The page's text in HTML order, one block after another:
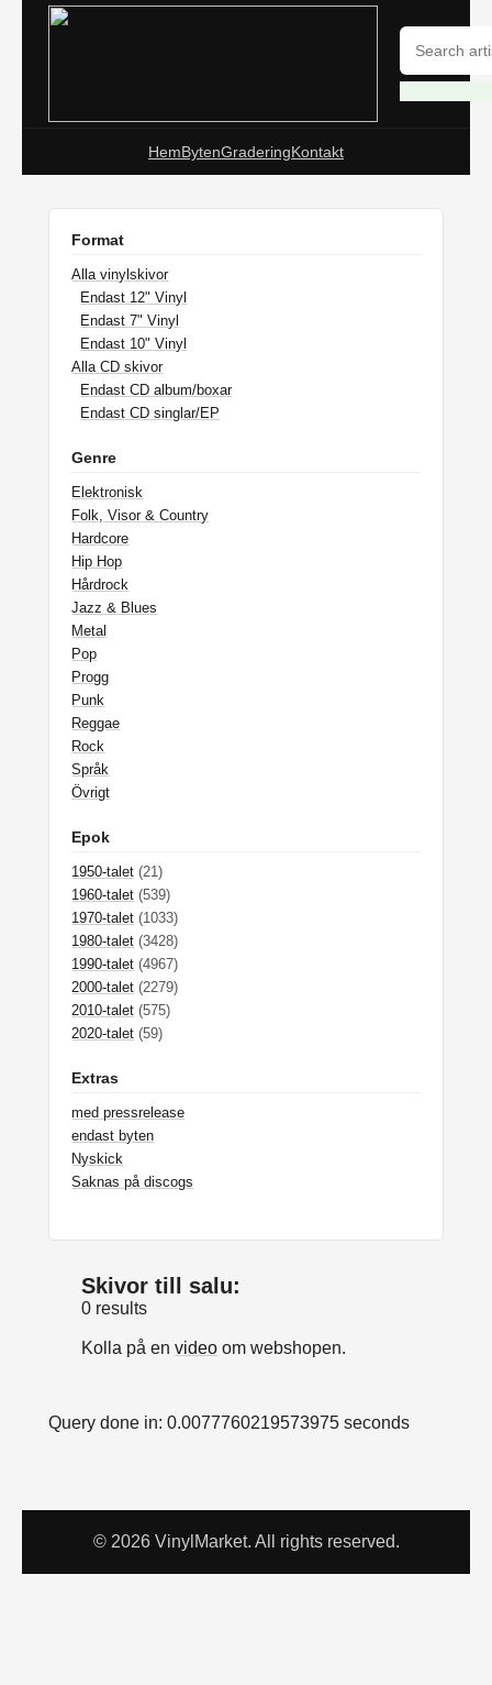
HemBytenGraderingKontakt
Format
Alla vinylskivor
Endast 12" Vinyl
Endast 7" Vinyl
Endast 10" Vinyl
Alla CD skivor
Endast CD album/boxar
Endast CD singlar/EP
Genre
Elektronisk
Folk, Visor & Country
Hardcore
Hip Hop
Hårdrock
Jazz & Blues
Metal
Pop
Progg
Punk
Reggae
Rock
Språk
Övrigt
Epok
1950-talet (21)
1960-talet (539)
1970-talet (1033)
1980-talet (3428)
1990-talet (4967)
2000-talet (2279)
2010-talet (575)
2020-talet (59)
Extras
med pressrelease
endast byten
Nyskick
Saknas på discogs
Skivor till salu:
0 results
Kolla på envideo om webshopen.
Query done in: 0.0077760219573975 seconds
© 2026 VinylMarket. All rights reserved.